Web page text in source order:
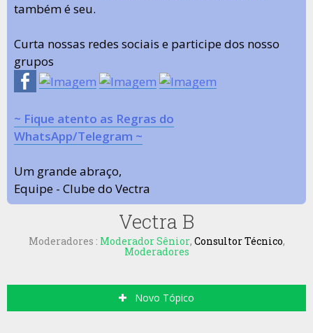
também é seu.
Curta nossas redes sociais e participe dos nosso
grupos
~ Fique atento as Regras do
WhatsApp/Telegram ~
Um grande abraço,
Equipe - Clube do Vectra
Vectra B
Moderadores : Moderador Sênior, Consultor Técnico,
Moderadores
Novo Tópico